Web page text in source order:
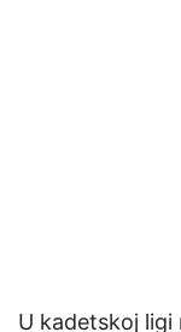
U kadetskoj